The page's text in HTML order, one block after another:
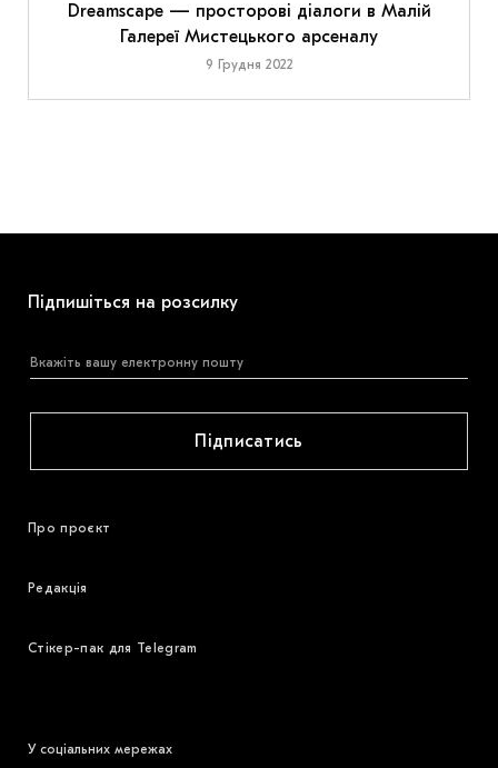
Dreamscape — просторові діалоги в Малій
Галереї Мистецького арсеналу
9 Грудня 2022
Підпишіться на розсилку
Підписатись
Про проєкт
Редакція
Стікер-пак для Telegram
У соціальних мережах